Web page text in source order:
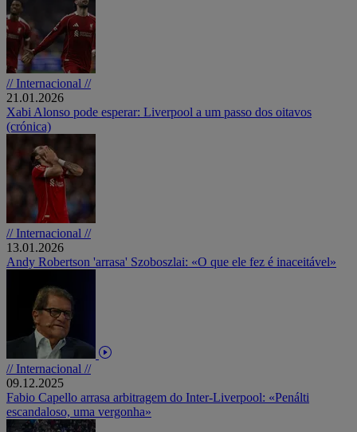
// Internacional //
21.01.2026
Xabi Alonso pode esperar: Liverpool a um passo dos oitavos
(crónica)
// Internacional //
13.01.2026
Andy Robertson 'arrasa' Szoboszlai: «O que ele fez é inaceitável»
// Internacional //
09.12.2025
Fabio Capello arrasa arbitragem do Inter-Liverpool: «Penálti
escandaloso, uma vergonha»